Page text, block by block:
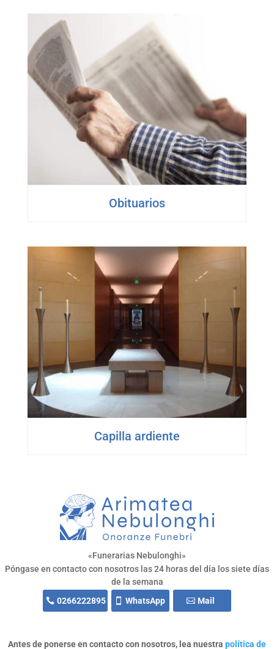
Obituarios
Capilla ardiente
«Funerarias Nebulonghi»
Póngase en contacto con nosotros las 24 horas del día los siete días
de la semana
0266222895
WhatsApp Mail
Antes de ponerse en contacto con nosotros, lea nuestra política de